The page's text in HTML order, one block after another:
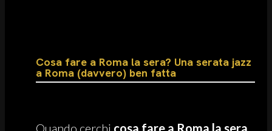
Cosa fare a Roma la sera? Una serata jazz
a Roma (davvero) ben fatta
Quando cerchi cosa fare a Roma la sera,